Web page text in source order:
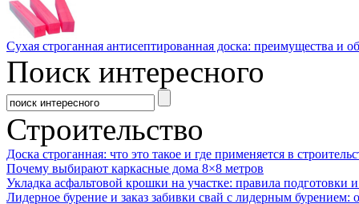
Сухая строганная антисептированная доска: преимущества и
Поиск интересного
Строительство
Доска строганная: что это такое и где применяется в
Почему выбирают каркасные дома 8×8 метров
Укладка асфальтовой крошки на участке: правила подготовки
Лидерное бурение и заказ забивки свай с лидерным бурением: